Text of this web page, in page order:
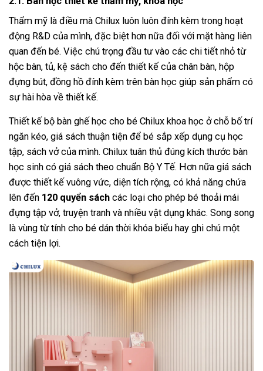
Thẩm mỹ là điều mà Chilux luôn luôn đính kèm trong hoạt
động R&D của mình, đặc biệt hơn nữa đối với mặt hàng liên
quan đến bé. Việc chú trọng đầu tư vào các chi tiết nhỏ từ
hộc bàn, tủ, kệ sách cho đến thiết kế của chân bàn, hộp
đựng bút, đồng hồ đính kèm trên bàn học giúp sản phẩm có
sự hài hòa về thiết kế.
Thiết kế bộ bàn ghế học cho bé Chilux khoa học ở chỗ bố trí
ngăn kéo, giá sách thuận tiện để bé sắp xếp dụng cụ học
tập, sách vở của mình. Chilux tuân thủ đúng kích thước bàn
học sinh có giá sách theo chuẩn Bộ Y Tế. Hơn nữa giá sách
được thiết kế vuông vức, diện tích rộng, có khả năng chứa
lên đến 120 quyển sách các loại cho phép bé thoải mái
đựng tập vở, truyện tranh và nhiều vật dụng khác. Song song
là vùng từ tính cho bé dán thời khóa biểu hay ghi chú một
cách tiện lợi.